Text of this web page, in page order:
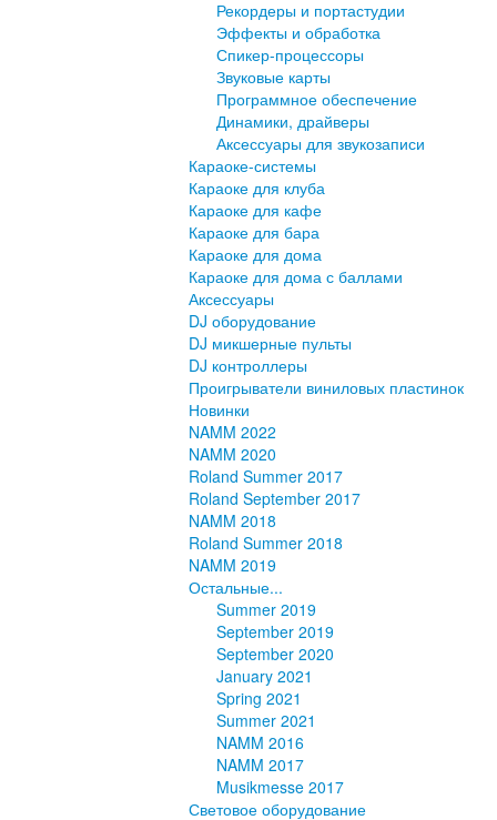
Рекордеры и портастудии
Эффекты и обработка
Спикер-процессоры
Звуковые карты
Программное обеспечение
Динамики, драйверы
Аксессуары для звукозаписи
Караоке-системы
Караоке для клуба
Караоке для кафе
Караоке для бара
Караоке для дома
Караоке для дома с баллами
Аксессуары
DJ оборудование
DJ микшерные пульты
DJ контроллеры
Проигрыватели виниловых пластинок
Новинки
NAMM 2022
NAMM 2020
Roland Summer 2017
Roland September 2017
NAMM 2018
Roland Summer 2018
NAMM 2019
Остальные...
Summer 2019
September 2019
September 2020
January 2021
Spring 2021
Summer 2021
NAMM 2016
NAMM 2017
Musikmesse 2017
Световое оборудование